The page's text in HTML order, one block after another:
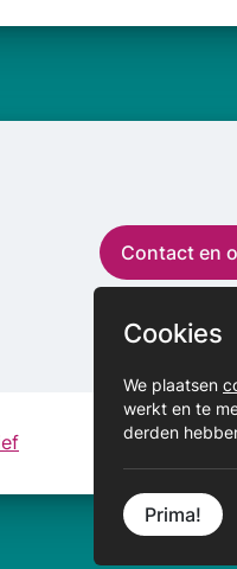
Contact en
Cookies
We plaatsen
werkt en te
derden
Prima!